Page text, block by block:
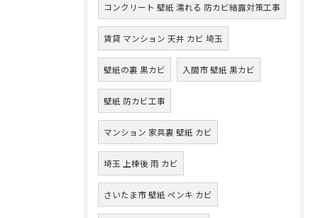
コンクリート 壁紙 濡れる 防カビ結露対策工事
賃貸 マンション 天井 カビ 埼玉
壁紙の裏 黒カビ 入間市 壁紙 黒カビ
壁紙 防カビ工事
マンション 家具裏 壁紙 カビ
埼玉 上棟後 雨 カビ
さいたま市 壁紙 ペンキ カビ